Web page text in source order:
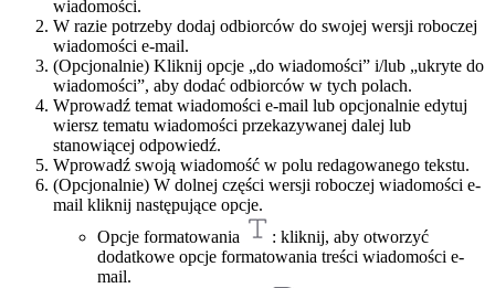
wiadomości.
W razie potrzeby dodaj odbiorców do swojej wersji roboczej
wiadomości e-mail.
(Opcjonalnie) Kliknij opcje „do wiadomości” i/lub „ukryte do
wiadomości”, aby dodać odbiorców w tych polach.
Wprowadź temat wiadomości e-mail lub opcjonalnie edytuj
wiersz tematu wiadomości przekazywanej dalej lub
stanowiącej odpowiedź.
Wprowadź swoją wiadomość w polu redagowanego tekstu.
(Opcjonalnie) W dolnej części wersji roboczej wiadomości e-
mail kliknij następujące opcje.
Opcje formatowania
: kliknij, aby otworzyć
dodatkowe opcje formatowania treści wiadomości e-
mail.